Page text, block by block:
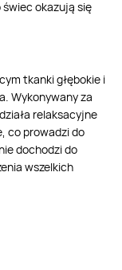
okazują się
tkanki głębokie i
Wykonywany za
relaksacyjne
co prowadzi do
dochodzi do
wszelkich